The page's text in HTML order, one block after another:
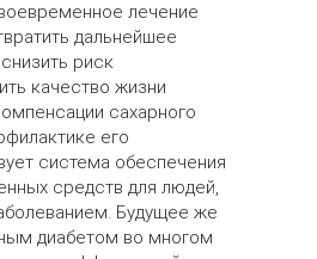
лечение
дальнейшее
риск
качество жизни
сахарного
его
система обеспечения
средств для людей,
Будущее же
диабетом во многом